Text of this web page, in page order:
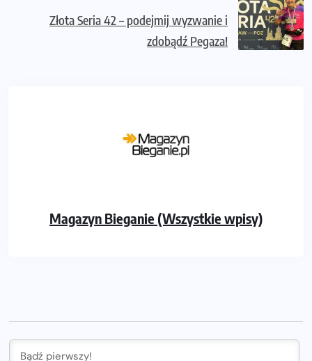
Złota Seria 42 – podejmij wyzwanie i
zdobądź Pegaza!
Magazyn Bieganie (Wszystkie wpisy)